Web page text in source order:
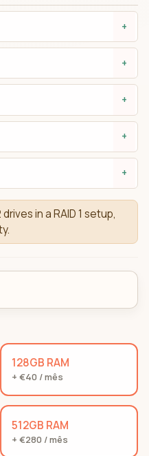
+
+
+
+
+
in a RAID 1 setup,
128GB RAM
+ €40 / mês
512GB RAM
+ €280 / mês